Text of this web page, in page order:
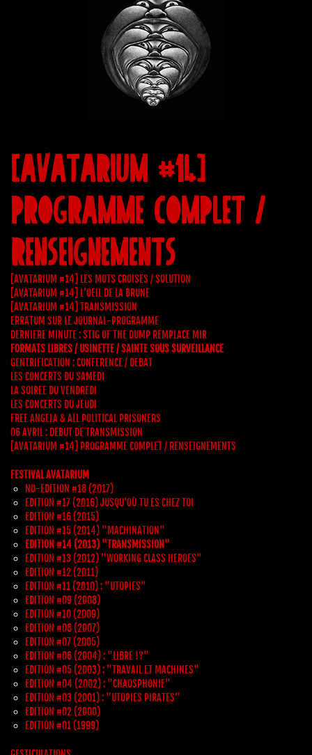
[AVATARIUM #14]
PROGRAMME COMPLET /
RENSEIGNEMENTS
[AVATARIUM #14] LES MOTS CROISES / SOLUTION
[AVATARIUM #14] L’OEIL DE LA BRUNE
[AVATARIUM #14] TRANSMISSION
ERRATUM SUR LE JOURNAL-PROGRAMME
DERNIERE MINUTE : STIG OF THE DUMP REMPLACE MIR
FORMATS LIBRES / USINETTE / SAINTE SOUS SURVEILLANCE
GENTRIFICATION : CONFERENCE / DEBAT
LES CONCERTS DU SAMEDI
LA SOIREE DU VENDREDI
LES CONCERTS DU JEUDI
FREE ANGELA & ALL POLITICAL PRISONERS
06 AVRIL : DEBUT DE TRANSMISSION
[AVATARIUM #14] PROGRAMME COMPLET / RENSEIGNEMENTS
FESTIVAL AVATARIUM
NO-EDITION #18 (2017)
EDITION #17 (2016) JUSQU’OÙ TU ES CHEZ TOI
EDITION #16 (2015)
EDITION #15 (2014) "MACHINATION"
EDITION #14 (2013) "TRANSMISSION"
EDITION #13 (2012) "WORKING CLASS HEROES"
EDITION #12 (2011)
EDITION #11 (2010) : "UTOPIES"
EDITION #09 (2008)
EDITION #10 (2009)
EDITION #08 (2007)
EDITION #07 (2005)
EDITION #06 (2004) : "LIBRE !?"
EDITION #05 (2003) : "TRAVAIL ET MACHINES"
EDITION #04 (2002) : "CHAOSPHONIE"
EDITION #03 (2001) : "UTOPIES PIRATES"
EDITION #02 (2000)
EDITION #01 (1999)